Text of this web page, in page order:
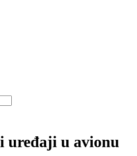
uređaji u avionu